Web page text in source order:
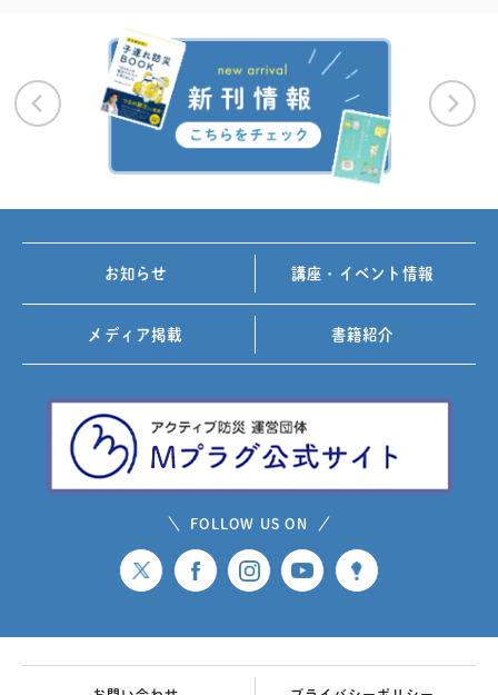
お知らせ 講座・イベント情報
メディア掲載 書籍紹介
FOLLOW US ON